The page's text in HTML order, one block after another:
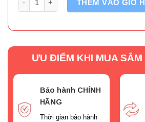
THÊM VÀO GIỎ
ƯU ĐIỂM KHI MUA SẮM
Bảo hành CHÍNH
HÃNG
Thời gian bảo hành